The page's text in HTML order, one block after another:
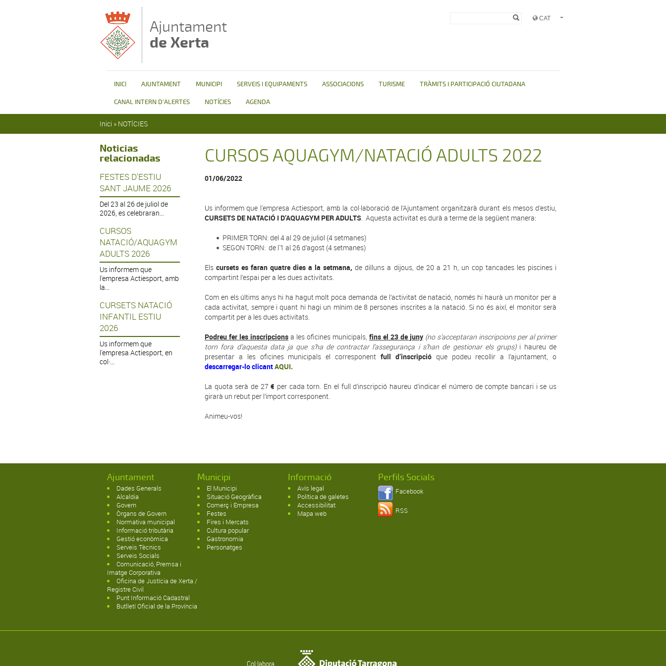
Ajuntament
de Xerta
INICI AJUNTAMENT MUNICIPI SERVEIS I EQUIPAMENTS ASSOCIACIONS TURISME TRÀMITS I PARTICIPACIÓ CIUTADANA
CANAL INTERN D'ALERTES NOTÍCIES AGENDA
Inici » NOTÍCIES
Noticias
relacionadas
FESTES D'ESTIU
SANT JAUME 2026
Del 23 al 26 de juliol de
2026, es celebraran...
CURSOS
NATACIÓ/AQUAGYM
ADULTS 2026
Us informem que
l'empresa Actiesport, amb
la...
CURSETS NATACIÓ
INFANTIL ESTIU
2026
Us informem que
l'empresa Actiesport, en
col·...
CURSOS AQUAGYM/NATACIÓ ADULTS 2022
01/06/2022
Us informem que l'empresa Actiesport, amb la col·laboració de l’Ajuntament organitzarà durant els mesos d’estiu,
CURSETS DE NATACIÓ I D’AQUAGYM PER ADULTS. Aquesta activitat es durà a terme de la següent manera:
PRIMER TORN: del 4 al 29 de juliol (4 setmanes)
SEGON TORN: de l'1 al 26 d’agost (4 setmanes)
Elscursets es faran quatre dies a la setmana,de dilluns a dijous, de 20 a 21 h, un cop tancades les piscines i
compartint l’espai per a les dues activitats.
Com en els últims anys hi ha hagut molt poca demanda de l’activitat de natació, només hi haurà un monitor per a
cada activitat, sempre i quant hi hagi un mínim de 8 persones inscrites a la natació. Si no és així, el monitor serà
compartit per a les dues activitats.
Podreu fer les inscripcions a les oficines municipals, fins el 23 de juny (no s’acceptaran inscripcions per al primer
torn fora d’aquesta data ja que s’ha de contractar l’assegurança i s’han de gestionar els grups) i haureu de
presentar a les oficines municipals el corresponent full d’inscripcióque podeu recollir a l’ajuntament, o
descarregar-lo clicantAQUI.
La quota serà de 27 € per cada torn. En el full d’inscripció haureu d’indicar el número de compte bancari i se us
girarà un rebut per l’import corresponent.
Animeu-vos!
Ajuntament
Dades Generals
Alcaldia
Govern
Òrgans de Govern
Normativa municipal
Informació tributària
Gestió econòmica
Serveis Tècnics
Serveis Socials
Comunicació, Premsa i
Imatge Corporativa
Oficina de Justícia de Xerta /
Registre Civil
Punt Informació Cadastral
Butlletí Oficial de la Província
Municipi
El Municipi
Situació Geogràfica
Comerç i Empresa
Festes
Fires i Mercats
Cultura popular
Gastronomia
Personatges
Informació
Avís legal
Política de galetes
Accessibilitat
Mapa web
Perfils Socials
Facebook
RSS
Col·labora